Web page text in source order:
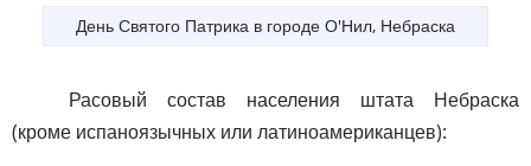
День Святого Патрика в городе О'Нил, Небраска
Расовый состав населения штата Небраска
(кроме испаноязычных или латиноамериканцев):